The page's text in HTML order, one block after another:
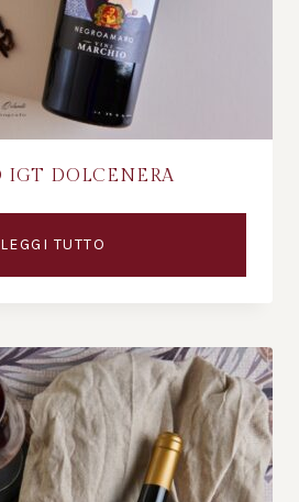
IGT DOLCENERA
LEGGI TUTTO